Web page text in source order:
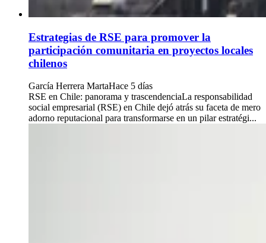
Estrategias de RSE para promover la
participación comunitaria en proyectos locales
chilenos
García Herrera MartaHace 5 días
RSE en Chile: panorama y trascendenciaLa responsabilidad
social empresarial (RSE) en Chile dejó atrás su faceta de mero
adorno reputacional para transformarse en un pilar estratégi...